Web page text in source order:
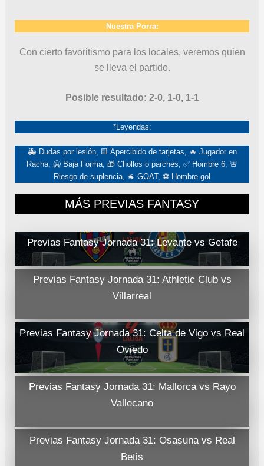
Nuestra Porra:
Con cierto favoritismo para los locales, veremos quien
se lleva el partido.
Posible resultado: 2-0, 1-0, 1-1
*Leyendas:
🚑 Dudas por lesión, 🟨 Apercibido de tarjetas, 🔥 Jugador en
Racha, 🥶 Baja Forma, 🎁 Chollos o parches, ✅ Hombre 6, 🚨
Riesgo de suplencia, 🐐 GOAT, ⚽ Hombre gol
MÁS PREVIAS FANTASY
Previas Fantasy Jornada 31: Levante vs Getafe
Previas Fantasy Jornada 31: Athletic Club vs
Villarreal
Previas Fantasy Jornada 31: Celta de Vigo vs Real
Oviedo
Previas Fantasy Jornada 31: Mallorca vs Rayo
Vallecano
Previas Fantasy Jornada 31: Osasuna vs Real
Betis